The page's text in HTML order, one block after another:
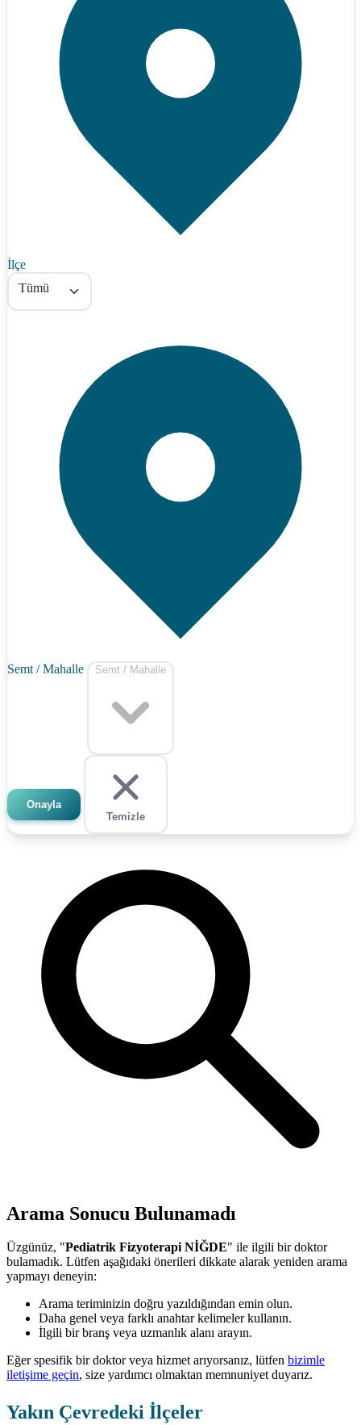
İlçe
Tümü
Semt / Mahalle Semt / Mahalle
Onayla
Temizle
Arama Sonucu Bulunamadı
Üzgünüz, "Pediatrik Fizyoterapi NİĞDE" ile ilgili bir doktor
bulamadık. Lütfen aşağıdaki önerileri dikkate alarak yeniden arama
yapmayı deneyin:
Arama teriminizin doğru yazıldığından emin olun.
Daha genel veya farklı anahtar kelimeler kullanın.
İlgili bir branş veya uzmanlık alanı arayın.
Eğer spesifik bir doktor veya hizmet arıyorsanız, lütfen bizimle
iletişime geçin, size yardımcı olmaktan memnuniyet duyarız.
Yakın Çevredeki İlçeler